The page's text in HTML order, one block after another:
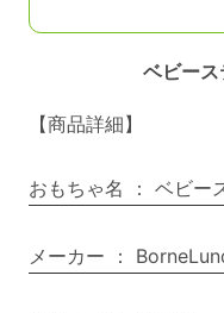
ベビース
【商品詳細】
おもちゃ名 ： ベビー
メーカー ：